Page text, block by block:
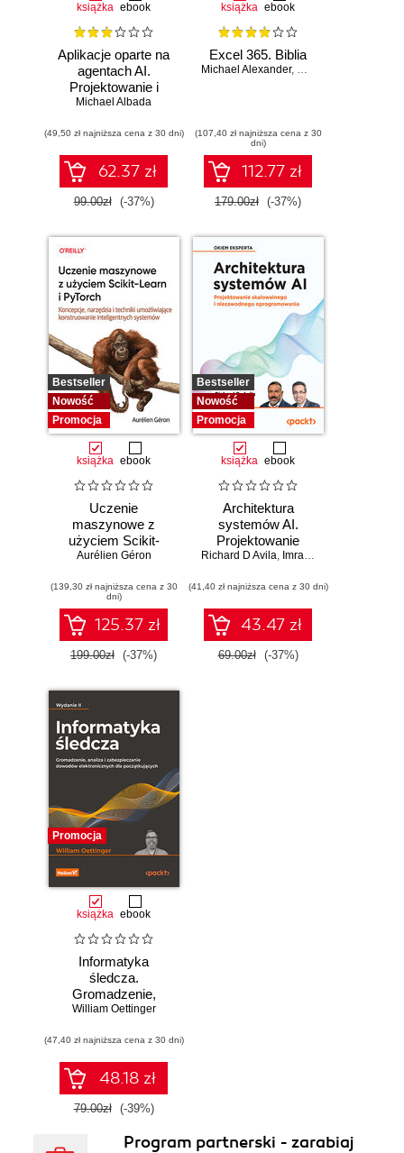
książka ebook
Aplikacje oparte na
agentach AI.
Projektowanie i
wdrażanie
wieloagentowych
Michael Albada
(49,50 zł najniższa cena z 30 dni)
62.37 zł
99.00zł (-37%)
książka ebook
Excel 365. Biblia
Michael Alexander, Dick Kusleika
(107,40 zł najniższa cena z 30
dni)
112.77 zł
179.00zł (-37%)
Bestseller
Nowość
Promocja
książka ebook
Uczenie
maszynowe z
użyciem Scikit-
Learn i PyTorch.
narzędzia i techniki
umożliwiające
konstruowanie
inteligentnych
systemów
Aurélien Géron
(139,30 zł najniższa cena z 30
dni)
125.37 zł
199.00zł (-37%)
Bestseller
Nowość
Promocja
książka ebook
Architektura
systemów AI.
Projektowanie
skalowalnego i
oprogramowania
Richard D Avila, Imran Ahmad
(41,40 zł najniższa cena z 30 dni)
43.47 zł
69.00zł (-37%)
Promocja
książka ebook
Informatyka
śledcza.
Gromadzenie,
analiza i
dowodów
elektronicznych dla
początkujących.
Wydanie II
William Oettinger
(47,40 zł najniższa cena z 30 dni)
48.18 zł
79.00zł (-39%)
Program partnerski - zarabiaj